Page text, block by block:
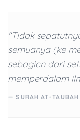
"Tidak
semuanya (ke
sebagian dari
memperdalam
— SURAH AT-TAUBAH